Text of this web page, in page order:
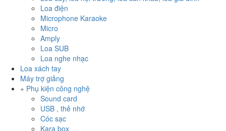
Loa điện
Microphone Karaoke
Micro
Amply
Loa SUB
Loa nghe nhạc
Loa xách tay
Máy trợ giảng
Phụ kiện công nghệ
Sound card
USB , thẻ nhớ
Cóc sạc
Kara box